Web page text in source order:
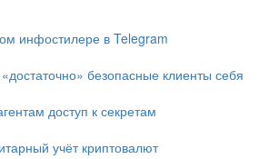
инфостилере в Telegram
безопасные клиенты себя
доступ к секретам
учёт криптовалют